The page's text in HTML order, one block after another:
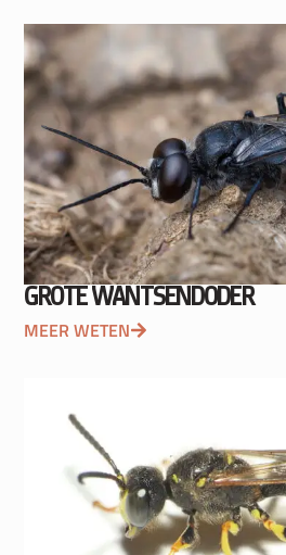
GROTE WANTSENDODER
MEER WETEN